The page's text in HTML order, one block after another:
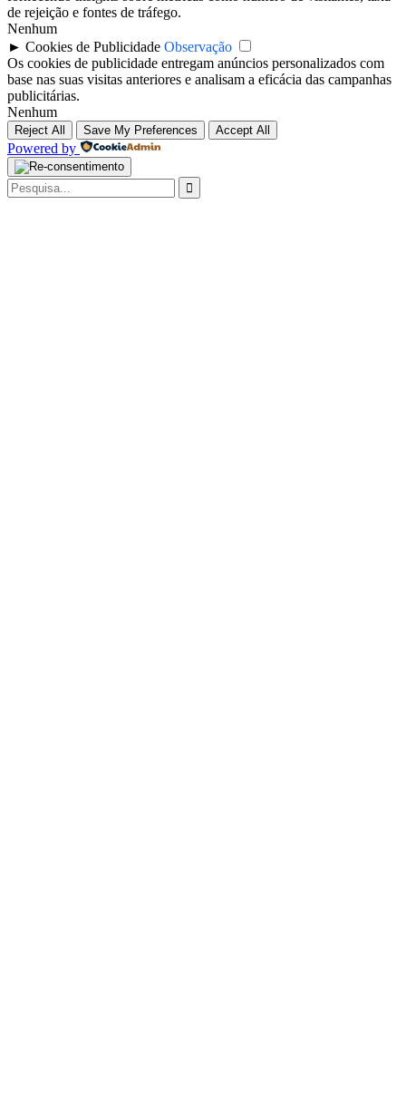
de rejeição e fontes de tráfego.
Nenhum
► Cookies de Publicidade Observação
Os cookies de publicidade entregam anúncios personalizados com
base nas suas visitas anteriores e analisam a eficácia das campanhas
publicitárias.
Nenhum
Reject All Save My Preferences Accept All
Powered by